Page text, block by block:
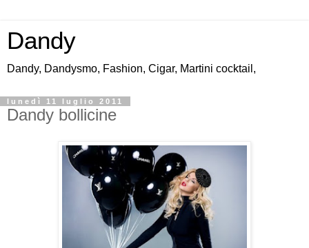
Dandy
Dandy, Dandysmo, Fashion, Cigar, Martini cocktail,
lunedì 11 luglio 2011
Dandy bollicine